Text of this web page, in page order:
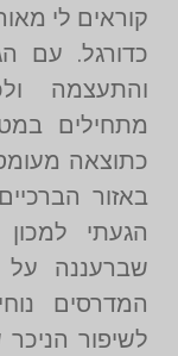
קוראים לי
כדורגל. עם
והתעצמה
מתחילים
כתוצאה
באזור
הגעתי
שברעננה על
המדרסים
לשיפור